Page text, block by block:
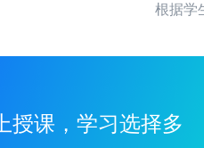
根据学
授课，学习选择多